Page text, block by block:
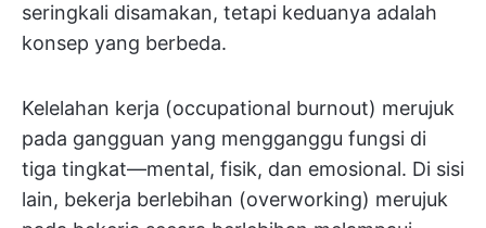
seringkali disamakan, tetapi keduanya adalah
konsep yang berbeda.
Kelelahan kerja (occupational burnout) merujuk
pada gangguan yang mengganggu fungsi di
tiga tingkat—mental, fisik, dan emosional. Di sisi
lain, bekerja berlebihan (overworking) merujuk